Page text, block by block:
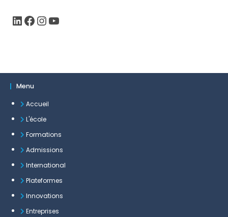
Menu
Accueil
L'école
Formations
Admissions
International
Plateformes
Innovations
Entreprises